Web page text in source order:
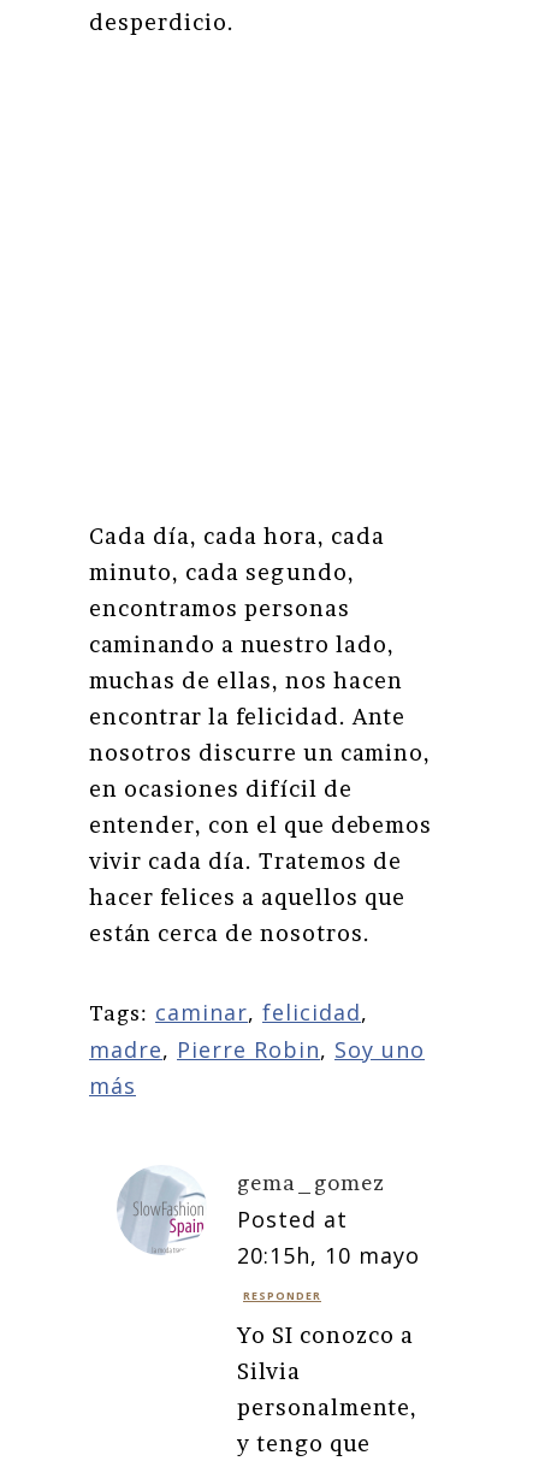
desperdicio.
Cada día, cada hora, cada
minuto, cada segundo,
encontramos personas
caminando a nuestro lado,
muchas de ellas, nos hacen
encontrar la felicidad. Ante
nosotros discurre un camino,
en ocasiones difícil de
entender, con el que debemos
vivir cada día. Tratemos de
hacer felices a aquellos que
están cerca de nosotros.
Tags: caminar, felicidad,
madre, Pierre Robin, Soy uno
más
gema_gomez
Posted at
20:15h, 10 mayo
RESPONDER
Yo SI conozco a
Silvia
personalmente,
y tengo que